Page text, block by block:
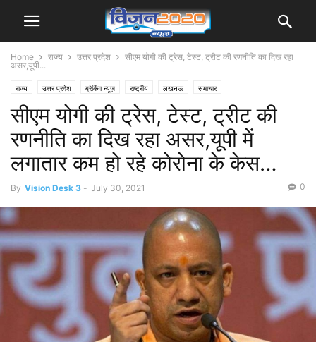
Home राज्य उत्तर प्रदेश
सीएम योगी की ट्रेस, टेस्ट, ट्रीट की रणनीति का दिख रहा
असर,यूपी...
राज्य उत्तर प्रदेश ब्रेकिंग न्यूज़ राष्ट्रीय लखनऊ समाचार
सीएम योगी की ट्रेस, टेस्ट, ट्रीट की
रणनीति का दिख रहा असर,यूपी में
लगातार कम हो रहे कोरोना के केस…
By Vision Desk 3 - July 30, 2021 0